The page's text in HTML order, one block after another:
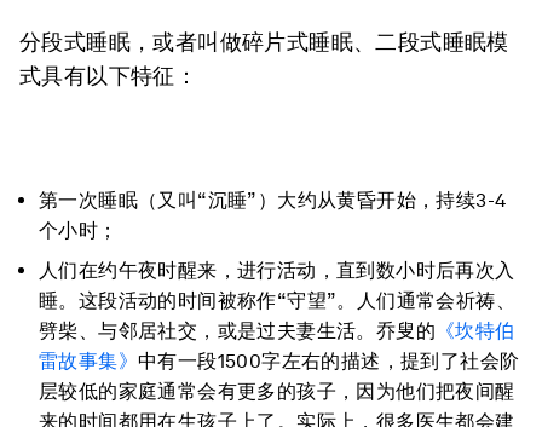
分段式睡眠，或者叫做碎片式睡眠、二段式睡眠模
式具有以下特征：
第一次睡眠（又叫“沉睡”）大约从黄昏开始，持续3-4
个小时；
人们在约午夜时醒来，进行活动，直到数小时后再次入
睡。这段活动的时间被称作“守望”。人们通常会祈祷、
劈柴、与邻居社交，或是过夫妻生活。乔叟的 《坎特伯
雷故事集》 中有一段1500字左右的描述，提到了社会阶
层较低的家庭通常会有更多的孩子，因为他们把夜间醒
来的时间都用在生孩子上了。实际上，很多医生都会建